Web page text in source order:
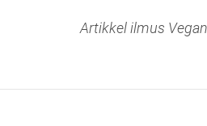
Artikkel ilmus